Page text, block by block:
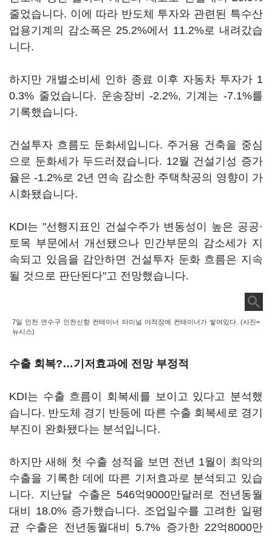
줄었습니다. 이에 따라 반도체 투자와 관련된 특수산
업용기계의 감소폭은 25.2%에서 11.2%로 내려갔습
니다.
하지만 개별소비세 인하 종료 이후 자동차 투자가 1
0.3% 줄었습니다. 운송장비 -2.2%, 기계는 -7.1%를
기록했습니다.
건설투자 흐름도 둔화세입니다. 주거용 건축을 중심
으로 둔화세가 두드러졌습니다. 12월 건설기성 증가
율은 -1.2%로 2년 연속 감소한 주택착공의 영향이 가
시화됐습니다.
KDI는 "선행지표인 건설수주가 변동성이 높은 공공·
토목 부문에서 개선됐으나 민간부문의 감소세가 지
속되고 있음을 감안하면 건설투자 둔화 흐름은 지속
될 것으로 판단된다"고 전망했습니다.
7일 인천 연수구 인천신항 컨테이너 터미널 야적장에 컨테이너가 쌓여있다. (사진=
뉴시스)
수출 회복?…기저효과에 전망 부정적
KDI는 수출 흐름이 회복세를 보이고 있다고 분석했
습니다. 반도체 경기 반등에 따른 수출 회복세로 경기
부진이 완화됐다는 분석입니다.
하지만 새해 첫 수출 성적을 보면 전년 1월이 최악의
수출을 기록한 데에 따른 기저효과로 분석되고 있습
니다. 지난달 수출은 546억9000만달러로 전년동월
대비 18.0% 증가했습니다. 조업일수를 고려한 일평
균 수출은 전년동월대비 5.7% 증가한 22억8000만